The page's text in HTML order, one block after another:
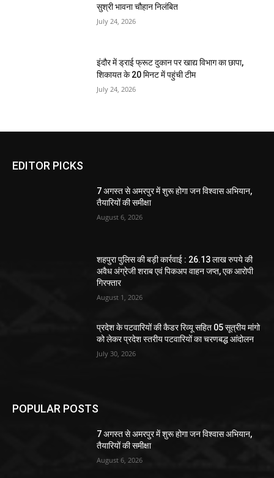
सुश्री भावना चौहान निलंबित
July 24, 2026
इंदौर में ड्राई फ्रूट दुकान पर खाद्य विभाग का छापा,
शिकायत के 20 मिनट में पहुंची टीम
July 24, 2026
EDITOR PICKS
7 अगस्त से अमरपुर में शुरू होगा जन विश्वास अभियान,
तैयारियों की समीक्षा
August 6, 2026
शहपुरा पुलिस की बड़ी कार्रवाई : 26.13 लाख रुपये की
अवैध अंग्रेजी शराब एवं पिकअप वाहन जप्त, एक आरोपी
गिरफ्तार
August 1, 2026
प्रदेश के पटवारियों की कैडर रिव्यू सहित 05 सूत्रीय मांगो
को लेकर प्रदेश स्तरीय पटवारियों का चरणबद्ध आंदोलन
July 30, 2026
POPULAR POSTS
7 अगस्त से अमरपुर में शुरू होगा जन विश्वास अभियान,
तैयारियों की समीक्षा
August 6, 2026